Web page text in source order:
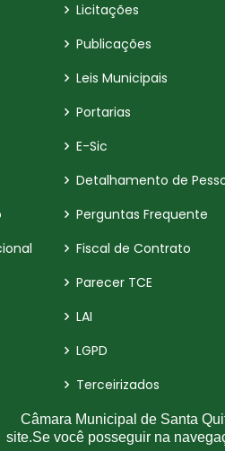
Licitações
Publicações
Leis Municipais
Portarias
E-Sic
Detalhamento de
Perguntas Frequente
Fiscal de Contrato
Parecer TCE
LAI
LGPD
Terceirizados
Inidôneas
Câmara Municipal de Santa
site.Se você posseguir na